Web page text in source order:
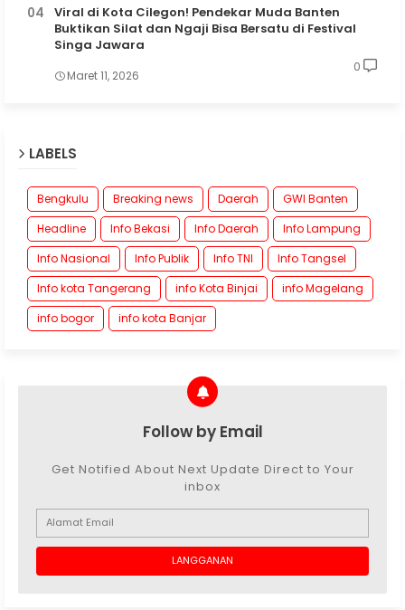
Viral di Kota Cilegon! Pendekar Muda Banten
Buktikan Silat dan Ngaji Bisa Bersatu di Festival
Singa Jawara
Maret 11, 2026
0
LABELS
Bengkulu Breaking news Daerah
GWI Banten
Headline
Info Bekasi Info Daerah
Info Lampung
Info Nasional
Info Publik Info TNI
Info Tangsel
Info kota Tangerang
info Kota Binjai
info Magelang
info bogor
info kota Banjar
Follow by Email
Get Notified About Next Update Direct to Your
inbox